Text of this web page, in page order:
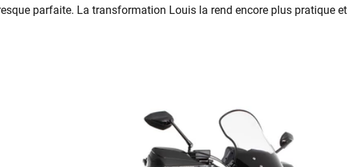
parfaite. La transformation Louis la rend encore plus pratique